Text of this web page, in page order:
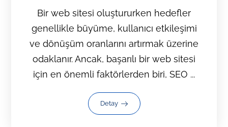
Bir web sitesi oluştururken hedefler
genellikle büyüme, kullanıcı etkileşimi
ve dönüşüm oranlarını artırmak üzerine
odaklanır. Ancak, başarılı bir web sitesi
için en önemli faktörlerden biri, SEO ...
Detay